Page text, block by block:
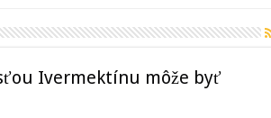
Ivermektínu môže byť